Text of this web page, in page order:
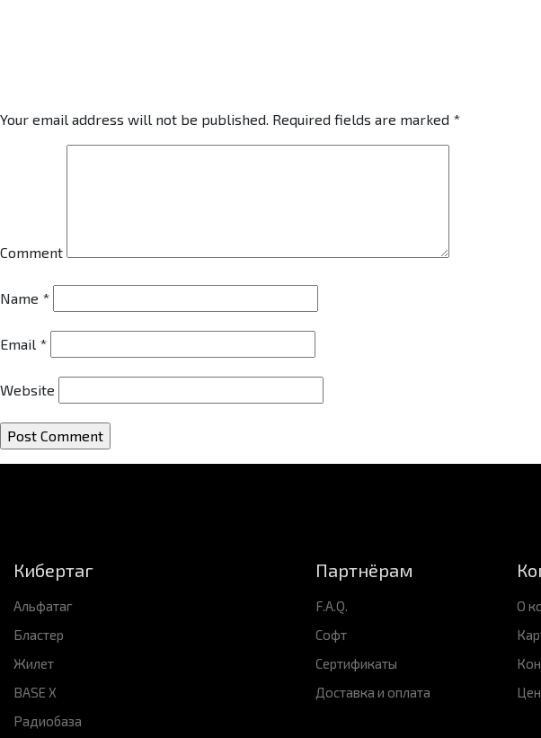
Your email address will not be published. Required fields are marked *
Comment
Name *
Email *
Website
Кибертаг
Альфатаг
Бластер
Жилет
BASE X
Радиобаза
Партнёрам
F.A.Q.
Софт
Сертификаты
Доставка и оплата
О